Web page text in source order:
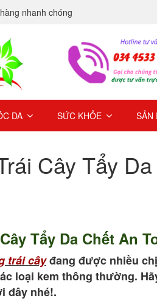
nhanh chóng
DA SỨC KHỎE SẢN
Cây Tẩy
Tẩy Da Chết An
trái câyđang được nhiều
loại kem thông thường.
đây nhé!.